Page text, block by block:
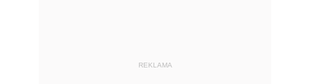
REKLAMA